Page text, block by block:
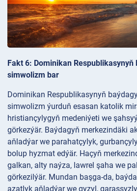
Fakt 6: Dominikan Respublikasynyň
simwolizm bar
Dominikan Respublikasynyň
simwolizm ýurduň esasan katolik
hristiançylygyň medeniýeti we
görkezýär. Baýdagyň merkezindäki
aňladýar we parahatçylyk,
bolup hyzmat edýär. Haçyň
galkan, alty naýza, lawrel şaha we
görkezilýär. Mundan başga-da,
azatlyk aňladýar we gyzyl,